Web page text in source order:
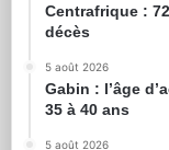
Centrafrique :
décès
5 août 2026
Gabin : l’âge
35 à 40 ans
5 août 2026